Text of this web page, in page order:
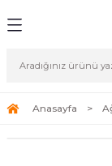
Sistemleri
Sistemleri (Network
Güvenlik
Duvarı) Cihazları
ve Depolama
Anasayfa